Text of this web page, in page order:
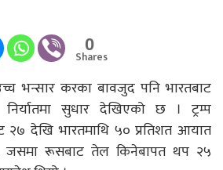
0
Shares
भन्सार करका बावजुद पनि भारतबाट
निर्यातमा सुधार देखिएको छ । ट्रम्प
देखि भारतमाथि ५० प्रतिशत आयात
जसमा रूसबाट तेल किनेबापत थप २५